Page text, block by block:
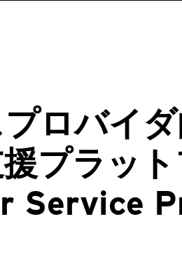
ロバイ
プラッ
Service